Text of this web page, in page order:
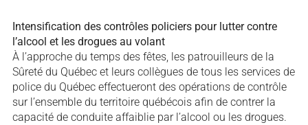
Intensification des contrôles policiers pour lutter contre
l’alcool et les drogues au volant
À l’approche du temps des fêtes, les patrouilleurs de la
Sûreté du Québec et leurs collègues de tous les services de
police du Québec effectueront des opérations de contrôle
sur l’ensemble du territoire québécois afin de contrer la
capacité de conduite affaiblie par l’alcool ou les drogues.